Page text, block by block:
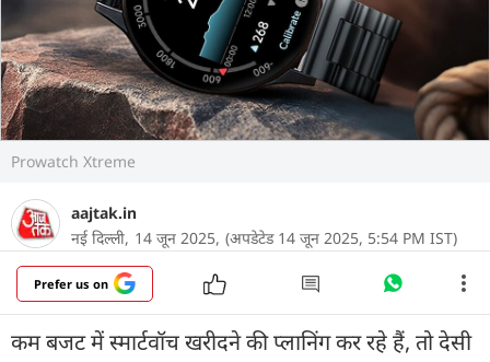
Prowatch Xtreme
aajtak.in
नई दिल्ली, 14 जून 2025, (अपडेटेड 14 जून 2025, 5:54 PM IST)
Prefer us on
कम बजट में स्मार्टवॉच खरीदने की प्लानिंग कर रहे हैं, तो देसी